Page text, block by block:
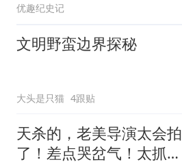
优趣纪史记
文明野蛮边界探秘
大头是只猫 4跟贴
天杀的，老美导演太会拍
了！差点哭岔气！太抓心